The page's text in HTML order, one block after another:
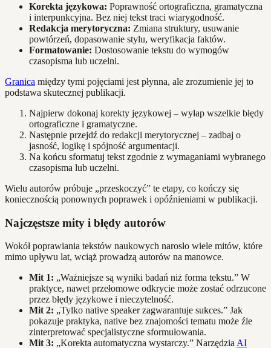
Korekta językowa: Poprawność ortograficzna, gramatyczna
i interpunkcyjna. Bez niej tekst traci wiarygodność.
Redakcja merytoryczna: Zmiana struktury, usuwanie
powtórzeń, dopasowanie stylu, weryfikacja faktów.
Formatowanie: Dostosowanie tekstu do wymogów
czasopisma lub uczelni.
Granica między tymi pojęciami jest płynna, ale zrozumienie jej to
podstawa skutecznej publikacji.
Najpierw dokonaj korekty językowej – wyłap wszelkie błędy
ortograficzne i gramatyczne.
Następnie przejdź do redakcji merytorycznej – zadbaj o
jasność, logikę i spójność argumentacji.
Na końcu sformatuj tekst zgodnie z wymaganiami wybranego
czasopisma lub uczelni.
Wielu autorów próbuje „przeskoczyć” te etapy, co kończy się
koniecznością ponownych poprawek i opóźnieniami w publikacji.
Najczęstsze mity i błędy autorów
Wokół poprawiania tekstów naukowych narosło wiele mitów, które
mimo upływu lat, wciąż prowadzą autorów na manowce.
Mit 1: „Ważniejsze są wyniki badań niż forma tekstu.” W
praktyce, nawet przełomowe odkrycie może zostać odrzucone
przez błędy językowe i nieczytelność.
Mit 2: „Tylko native speaker zagwarantuje sukces.” Jak
pokazuje praktyka, native bez znajomości tematu może źle
zinterpretować specjalistyczne sformułowania.
Mit 3: „Korekta automatyczna wystarczy.” Narzędzia AI